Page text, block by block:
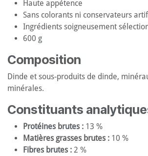
Haute appétence
Sans colorants ni conservateurs
Ingrédients soigneusement
600 g
Composition
Dinde et sous-produits de dinde,
minérales.
Constituants
Protéines brutes : 13 %
Matières grasses brutes : 10 %
Fibres brutes : 2 %